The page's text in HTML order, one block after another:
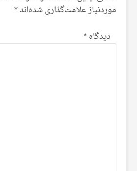
موردنیاز علامت‌گذاری شده‌اند*
دیدگاه*